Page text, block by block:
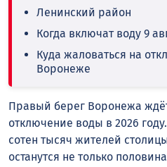
Ленинский район
Когда включат воду 9
Куда жаловаться на
Воронеже
Правый берег Воронежа
отключение воды в 2026
сотен тысяч жителей
останутся не только